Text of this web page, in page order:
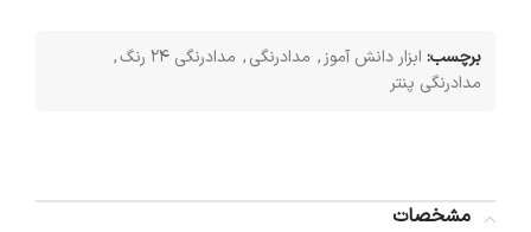
برچسب: ابزار دانش آموز, مدادرنگی, مدادرنگی 24 رنگ
,
مدادرنگی پنتر
مشخصات